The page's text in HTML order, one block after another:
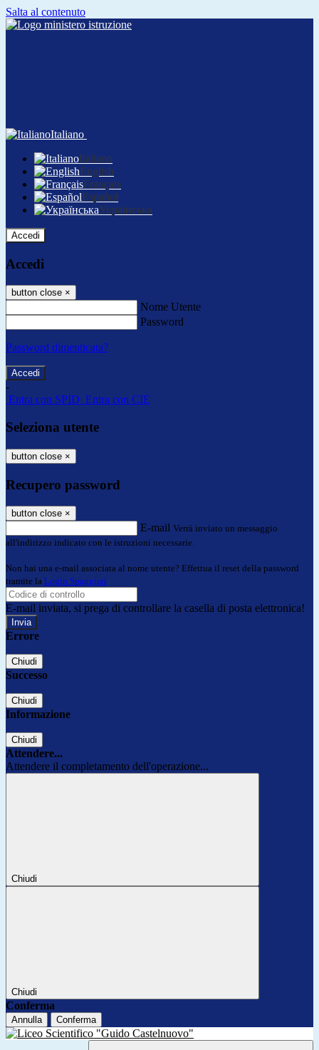
Salta al contenuto
Italiano
Italiano
English
Français
Español
Українська
Accedi
Accedi
button close ×
Nome Utente
Password
Password dimenticata?
-
Entra con SPID Entra con CIE
Seleziona utente
button close ×
Recupero password
button close ×
E-mail Verrà inviato un messaggio
all'indirizzo indicato con le istruzioni necessarie.
Non hai una e-mail associata al nome utente? Effettua il reset della password
tramite la Login Spaggiari
E-mail inviata, si prega di controllare la casella di posta elettronica!
Errore
Chiudi
Successo
Chiudi
Informazione
Chiudi
Attendere...
Attendere il completamento dell'operazione...
Chiudi
Chiudi
Conferma
Annulla Conferma